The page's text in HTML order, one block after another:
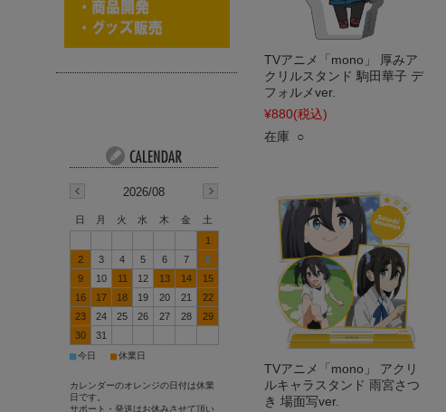
TVアニメ「mono」 厚みア
クリルスタンド 駒田華子 デ
フォルメver.
¥880(税込)
在庫 ○
TVアニメ「mono」 アクリ
ルキャラスタンド 雨宮さつ
き 場面写ver.
2026/08
日 月 火 水 木 金
土
1
2
3 4 5 6 7
8
9
10 11 12 13 14
15
16
17 18 19 20 21
22
23
24 25 26 27 28
29
30
31
■今日 ■休業日
カレンダーのオレンジの日付は休業
日です。
サポート・発送はお休みさせて頂い